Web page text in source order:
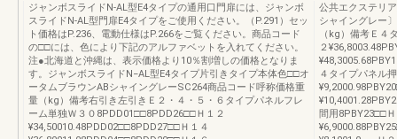
ジャンボスライドN-AL型E4タイプの通用口門扉には、ジャンボ
スライドN-AL型門扉E4タイプをご使用ください。（P.291）セッ
ト価格はP.236、電動仕様はP.266をご覧ください。商品コード
の□□には、色により下記のアルファベットを入れてください。
注●北海道と沖縄は、表示価格より10％割増しの価格となりま
す。ジャンボスライドN−AL型E4タイプ片引きタイプ本体色□□オ
ータムブラウンABシャイングレーSC264商品コード呼称価格重
量（kg）備考右引き左引きＥ２・４・５・６タイプパネルフレ
ーム単独Ｗ３０8PDD01□□8PDD26□□Ｈ１２
¥34,50010.48PDD02□□8PDD27□□Ｈ１４
公共エクステリ
シャイングレー
（kg）備考Ｅ４
２
４タイプパネル
間用8PBY23□□